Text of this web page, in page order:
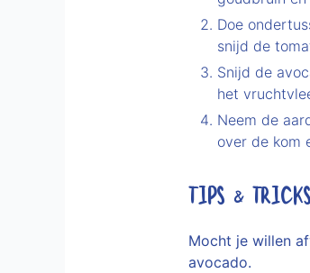
Doe
snijd de
Snijd de
het
Neem de
over de kom
TIPS & TRICKS
Mocht je willen
avocado.